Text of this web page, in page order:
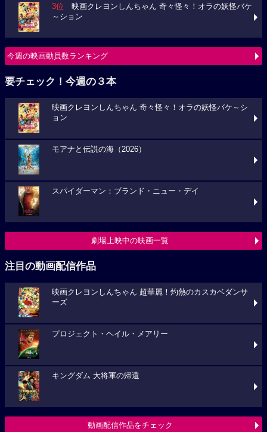
3位 映画クレヨンしんちゃん 奇々怪々！オラの妖怪バケ
～ション
今週の映画動員数ランキング
要チェック！今週の３本
映画クレヨンしんちゃん 奇々怪々！オラの妖怪バケ～シ
ョン
モアナと伝説の海（2026）
スパイダーマン：ブランド・ニュー・デイ
劇場上映中の映画一覧
注目の動画配信作品
映画クレヨンしんちゃん 超華麗！灼熱のカスカベダンサ
ーズ
プロジェクト・ヘイル・メアリー
キングダム 大将軍の帰還
動画配信作品をチェック